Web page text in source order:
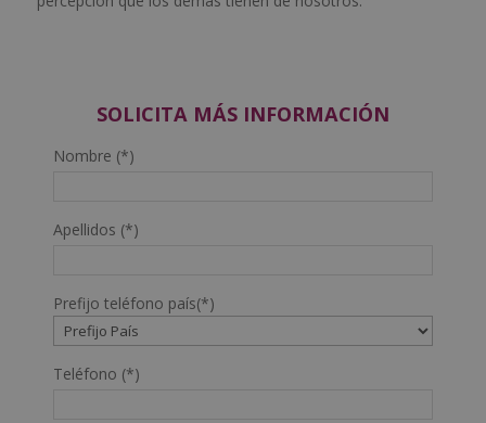
SOLICITA MÁS INFORMACIÓN
Nombre (*)
Apellidos (*)
Prefijo teléfono país(*)
Teléfono (*)